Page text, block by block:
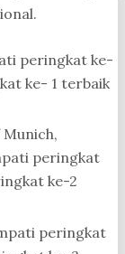
peringkat ke-
ke- 1 terbaik
peringkat
ke-2
peringkat